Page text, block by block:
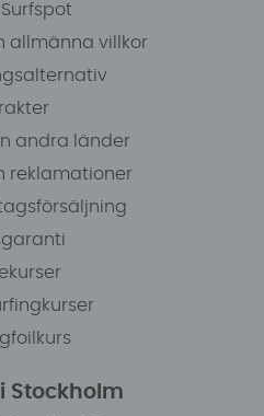
allmänna villkor
andra länder
reklamationer
Stockholm